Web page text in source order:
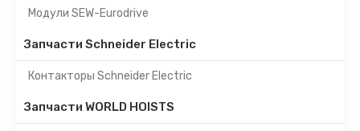
Модули SEW-Eurodrive
Запчасти Schneider Electric
Контакторы Schneider Electric
Запчасти WORLD HOISTS